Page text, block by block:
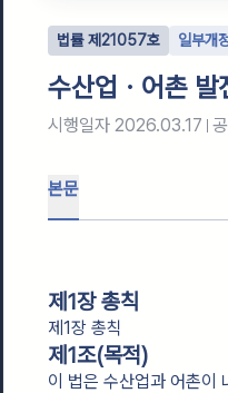
법률제 21057호 일부개
수산업ㆍ어촌 발
시행일자 2026.03.17
본문
제1장 총칙
제1장 총칙
제1조(목적)
이 법은 수산업과 어촌이